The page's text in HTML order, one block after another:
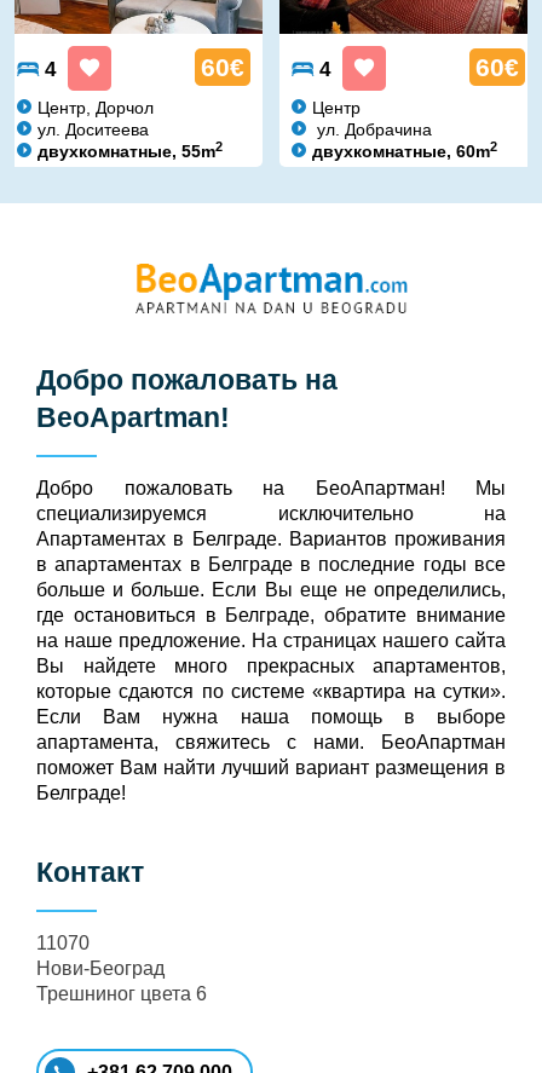
4 60€
Центр, Дорчол
ул. Доситеева
двухкомнатные, 55m2
4 60€
Центр
ул. Добрачина
двухкомнатные, 60m2
Добро пожаловать на
BeoApartman!
Добро пожаловать на БeoАпартман! Мы
специализируемся исключительно на
Апартаментах в Белграде. Вариантов проживания
в апартаментах в Белграде в последние годы все
больше и больше. Если Вы еще не определились,
где остановиться в Белграде, обратите внимание
на наше предложение. На страницах нашего сайта
Вы найдете много прекрасных апартаментов,
которые сдаются по системе «квартира на сутки».
Если Вам нужна наша помощь в выборе
апартамента, свяжитесь с нами. БеоАпартман
поможет Вам найти лучший вариант размещения в
Белграде!
Контакт
11070
Нови-Београд
Трешниног цвета 6